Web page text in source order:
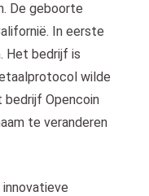
De geboorte
In eerste
Het bedrijf is
wilde
bedrijf Opencoin
te veranderen